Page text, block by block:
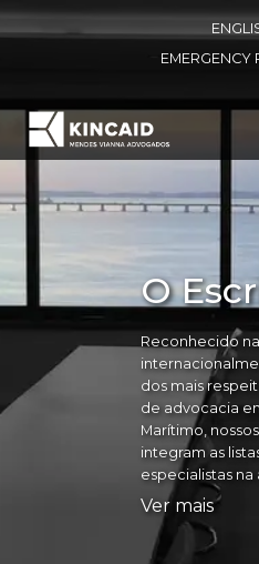
EMERGENCY
O
Reconhecido
dos mais
de advocacia
Marítimo,
integram as
especialistas na
Ver mais